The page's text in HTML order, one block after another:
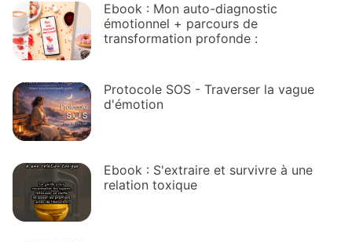
Ebook : Mon auto-diagnostic
émotionnel + parcours de
transformation profonde :
Protocole SOS - Traverser la vague
d'émotion
Ebook : S'extraire et survivre à une
relation toxique